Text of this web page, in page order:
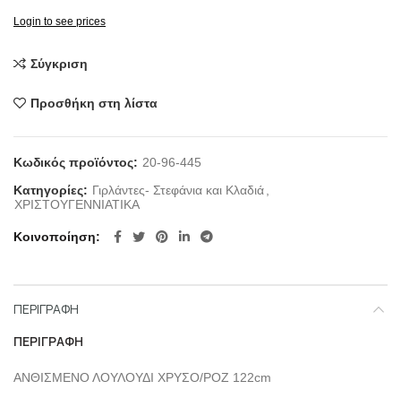
Login to see prices
Σύγκριση
Προσθήκη στη λίστα
Κωδικός προϊόντος: 20-96-445
Κατηγορίες: Γιρλάντες- Στεφάνια και Κλαδιά
ΧΡΙΣΤΟΥΓΕΝΝΙΑΤΙΚΑ
Κοινοποίηση
ΠΕΡΙΓΡΑΦΉ
ΠΕΡΙΓΡΑΦΉ
ΑΝΘΙΣΜΕΝΟ ΛΟΥΛΟΥΔΙ ΧΡΥΣΟ/ΡΟΖ 122cm